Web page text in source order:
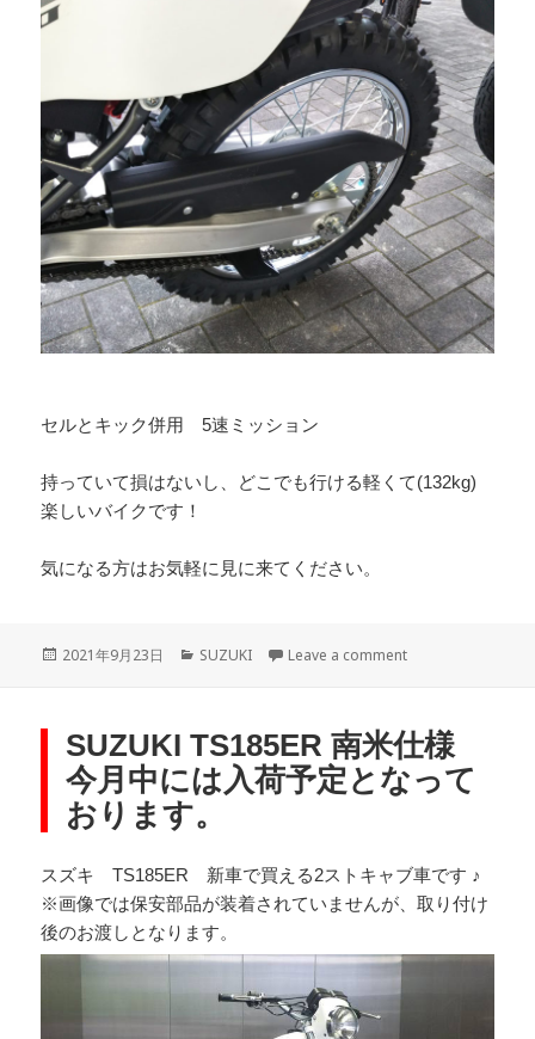
セルとキック併用 5速ミッション
持っていて損はないし、どこでも行ける軽くて(132kg)
楽しいバイクです！
気になる方はお気軽に見に来てください。
Posted
2021年9月23日 Categories
SUZUKI Leave a commenton スズキ
SUZUKI TS185ER 南米仕様
今月中には入荷予定となって
おります。
スズキ TS185ER 新車で買える2ストキャブ車です ♪
※画像では保安部品が装着されていませんが、取り付け
後のお渡しとなります。